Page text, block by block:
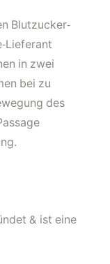
Blutzucker-
Lieferant
in zwei
bei zu
des
& ist eine